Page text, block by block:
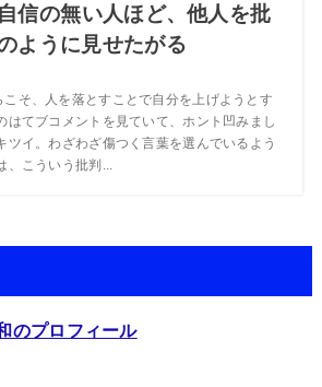
信の無い人ほど、他人を批
ように見せたがる
そ、人を落とすことで自分を上げようとす
はてブコメントを見ていて、ホント凹みまし
ツイ。わざわざ傷つく言葉を選んでいるよう
、こういう批判...
のプロフィール